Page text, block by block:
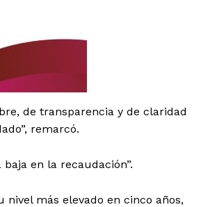
Empresa
Nosotros
Política de privacidad
Políticas del Sitio
de transparencia y de claridad
remarcó.
en la recaudación”.
más elevado en cinco años,